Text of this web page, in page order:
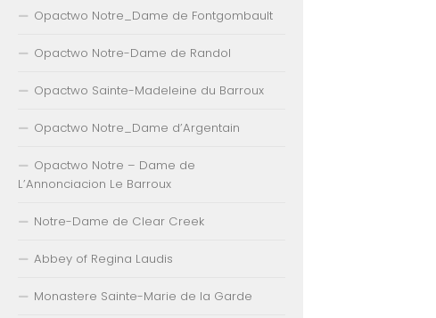
Opactwo Notre_Dame de Fontgombault
Opactwo Notre-Dame de Randol
Opactwo Sainte-Madeleine du Barroux
Opactwo Notre_Dame d’Argentain
Opactwo Notre – Dame de
L’Annonciacion Le Barroux
Notre-Dame de Clear Creek
Abbey of Regina Laudis
Monastere Sainte-Marie de la Garde